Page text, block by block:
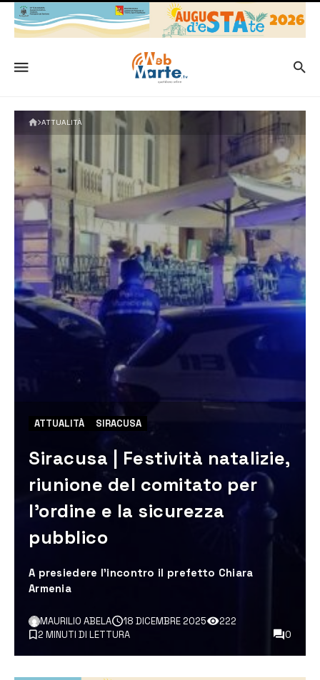
ATTUALITÀ
ATTUALITÀ SIRACUSA
Siracusa | Festività natalizie,
riunione del comitato per
l’ordine e la sicurezza
pubblico
A presiedere l'incontro il prefetto Chiara
Armenia
MAURILIO ABELA 18 DICEMBRE 2025
222
2 MINUTI DI LETTURA
0